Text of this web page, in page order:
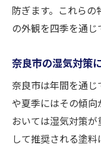
防ぎます。これら
の外観を四季を通じ
奈良市の湿気対策
奈良市は年間を通
や夏季にはその傾
おいては湿気対策
して推奨される塗